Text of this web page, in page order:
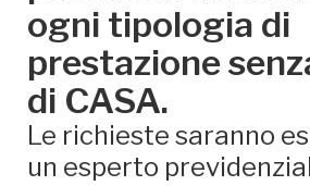
ogni tipologia di
prestazione
di CASA.
Le richieste saranno
un esperto